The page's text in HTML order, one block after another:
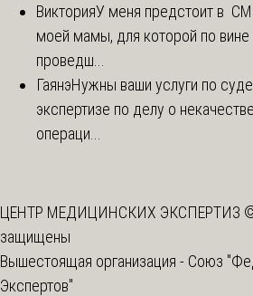
ВикторияУ меня предстоит в
моей мамы, для которой по вине
проведш...
ГаянэНужны ваши услуги по
экспертизе по делу о
операци...
ЦЕНТР МЕДИЦИНСКИХ ЭКСПЕРТИЗ ©
защищены
Вышестоящая организация - Союз
Экспертов"